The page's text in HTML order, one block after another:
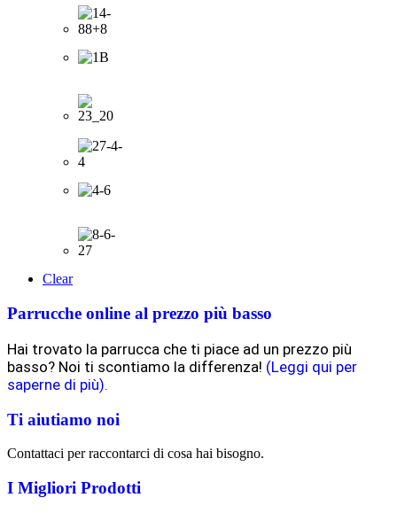
Clear
Parrucche online al prezzo più basso
Hai trovato la parrucca che ti piace ad un prezzo più
basso? Noi ti scontiamo la differenza! (Leggi qui per
saperne di più).
Ti aiutiamo noi
Contattaci per raccontarci di cosa hai bisogno.
I Migliori Prodotti